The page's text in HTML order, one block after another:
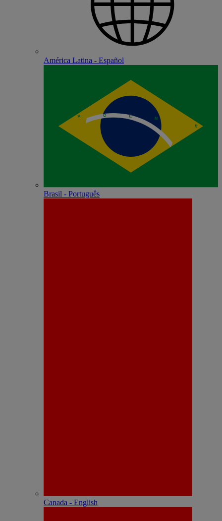
América Latina - Español
Brasil - Português
Canada - English